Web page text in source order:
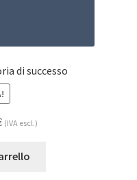
di successo
(IVA escl.)